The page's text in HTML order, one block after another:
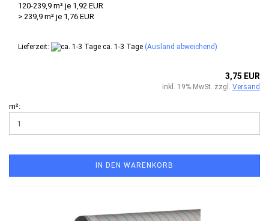
120-239,9 m² je 1,92 EUR
> 239,9 m² je 1,76 EUR
Lieferzeit: ca. 1-3 Tage (Ausland abweichend)
3,75 EUR
inkl. 19% MwSt. zzgl. Versand
m²:
IN DEN WARENKORB